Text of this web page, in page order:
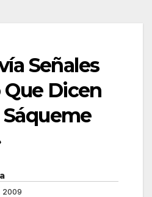
Señales
Dicen
Sáqueme
2009